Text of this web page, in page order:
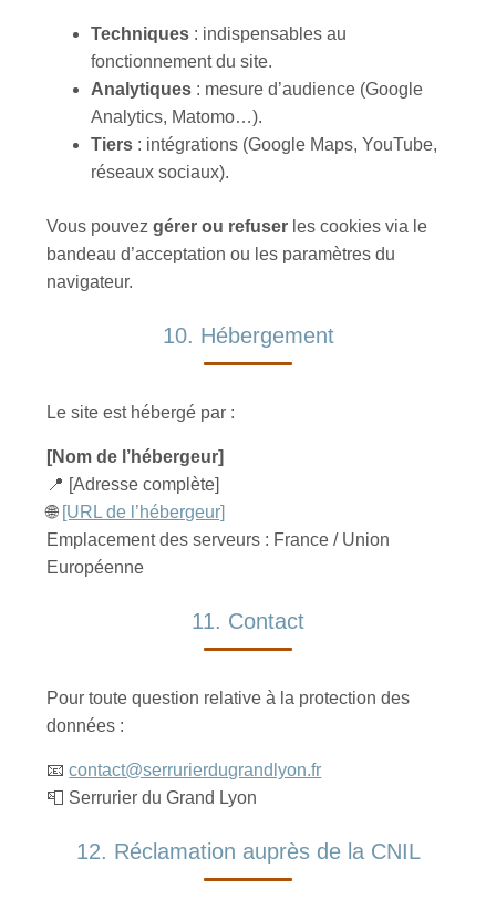
Techniques : indispensables au
fonctionnement du site.
Analytiques : mesure d’audience (Google
Analytics, Matomo…).
Tiers : intégrations (Google Maps, YouTube,
réseaux sociaux).
Vous pouvezgérer ou refuser les cookies via le
bandeau d’acceptation ou les paramètres du
navigateur.
10. Hébergement
Le site est hébergé par :
[Nom de l’hébergeur]
📍 [Adresse complète]
🌐 [URL de l’hébergeur]
Emplacement des serveurs : France / Union
Européenne
11. Contact
Pour toute question relative à la protection des
données :
📧contact@serrurierdugrandlyon.fr
📮 Serrurier du Grand Lyon
12. Réclamation auprès de la CNIL